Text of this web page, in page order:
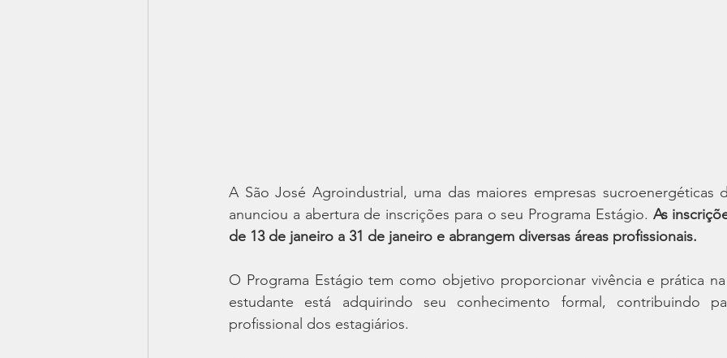
A São José Agroindustrial, uma das maiores empresas sucroenergéticas
anunciou a abertura de inscrições para o seu Programa Estágio. As
de 13 de janeiro a 31 de janeiro e abrangem diversas áreas profissionais.
O Programa Estágio tem como objetivo proporcionar vivência e prática
estudante está adquirindo seu conhecimento formal, contribuindo
profissional dos estagiários.